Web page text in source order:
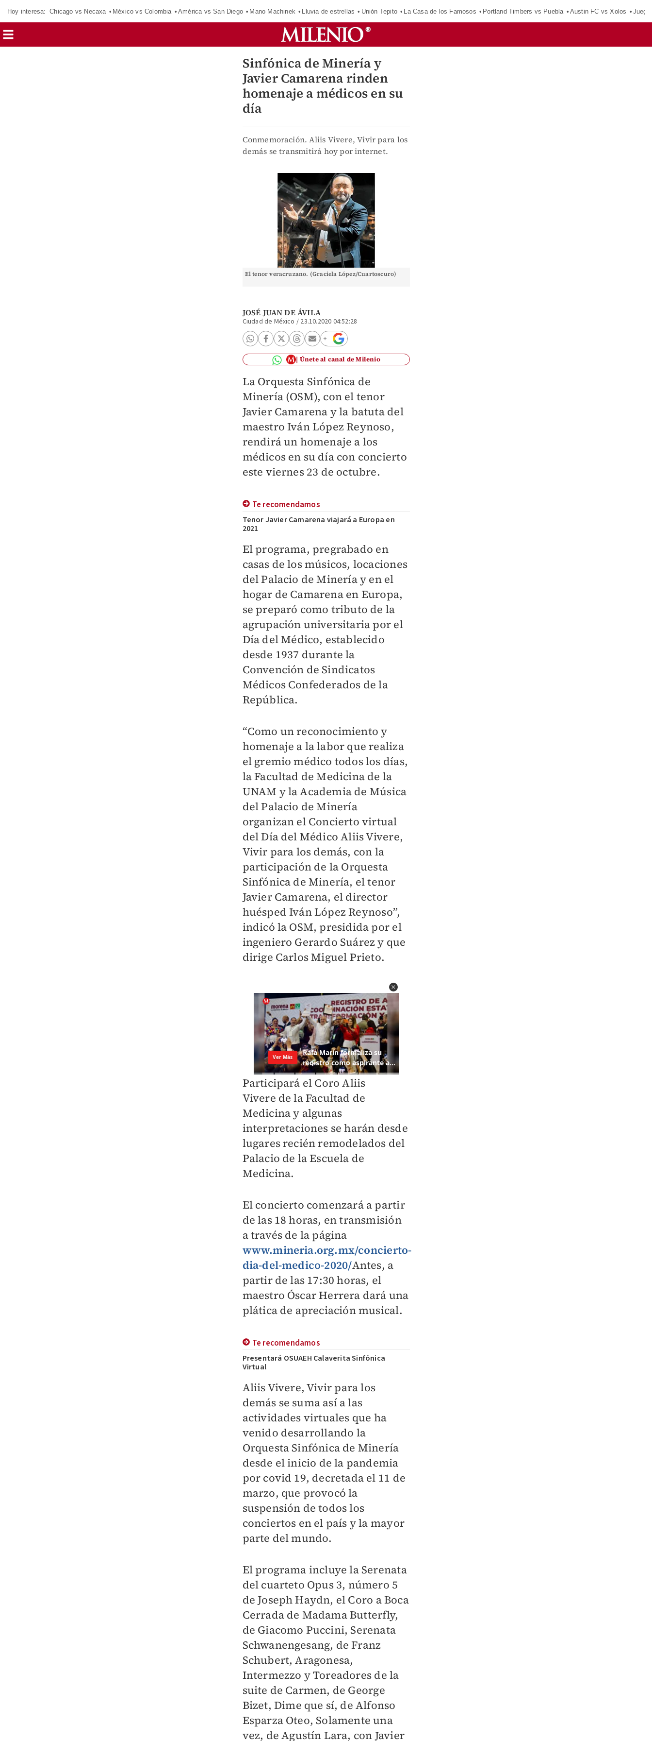
Hoy interesa: Chicago vs Necaxa México vs Colombia América vs San Diego Mano Machinek Lluvia de estrellas Unión Tepito La Casa de los Famosos Portland Timbers vs Puebla Austin FC vs Xolos
Sinfónica de Minería y
Javier Camarena rinden
homenaje a médicos en su
día
Conmemoración. Aliis Vivere, Vivir para los
demás se transmitirá hoy por internet.
El tenor veracruzano. (Graciela López/Cuartoscuro)
JOSÉ JUAN DE ÁVILA
Ciudad de México / 23.10.2020 04:52:28
Únete al canal de Milenio
La Orquesta Sinfónica de
Minería (OSM), con el tenor
Javier Camarena y la batuta del
maestro Iván López Reynoso,
rendirá un homenaje a los
médicos en su día con concierto
este viernes 23 de octubre.
Te recomendamos
Tenor Javier Camarena viajará a Europa en
2021
El programa, pregrabado en
casas de los músicos, locaciones
del Palacio de Minería y en el
hogar de Camarena en Europa,
se preparó como tributo de la
agrupación universitaria por el
Día del Médico, establecido
desde 1937 durante la
Convención de Sindicatos
Médicos Confederados de la
República.
“Como un reconocimiento y
homenaje a la labor que realiza
el gremio médico todos los días,
la Facultad de Medicina de la
UNAM y la Academia de Música
del Palacio de Minería
organizan el Concierto virtual
del Día del Médico Aliis Vivere,
Vivir para los demás, con la
participación de la Orquesta
Sinfónica de Minería, el tenor
Javier Camarena, el director
huésped Iván López Reynoso”,
indicó la OSM, presidida por el
ingeniero Gerardo Suárez y que
dirige Carlos Miguel Prieto.
Participará el Coro Aliis
Vivere de la Facultad de
Medicina y algunas
interpretaciones se harán desde
lugares recién remodelados del
Palacio de la Escuela de
Medicina.
El concierto comenzará a partir
de las 18 horas, en transmisión
a través de la página
www.mineria.org.mx/concierto-
dia-del-medico-2020/Antes, a
partir de las 17:30 horas, el
maestro Óscar Herrera dará una
plática de apreciación musical.
Te recomendamos
Presentará OSUAEH Calaverita Sinfónica
Virtual
Aliis Vivere, Vivir para los
demás se suma así a las
actividades virtuales que ha
venido desarrollando la
Orquesta Sinfónica de Minería
desde el inicio de la pandemia
por covid 19, decretada el 11 de
marzo, que provocó la
suspensión de todos los
conciertos en el país y la mayor
parte del mundo.
El programa incluye la Serenata
del cuarteto Opus 3, número 5
de Joseph Haydn, el Coro a Boca
Cerrada de Madama Butterfly,
de Giacomo Puccini, Serenata
Schwanengesang, de Franz
Schubert, Aragonesa,
Intermezzo y Toreadores de la
suite de Carmen, de George
Bizet, Dime que sí, de Alfonso
Esparza Oteo, Solamente una
vez, de Agustín Lara, con Javier